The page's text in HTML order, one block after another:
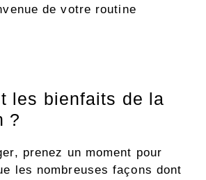
de votre routine
les bienfaits de la
?
prenez un moment pour
les nombreuses façons dont